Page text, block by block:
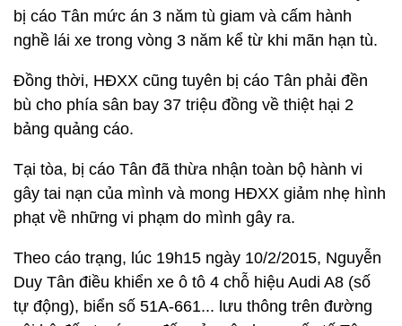
bị cáo Tân mức án 3 năm tù giam và cấm hành
nghề lái xe trong vòng 3 năm kể từ khi mãn hạn tù.
Đồng thời, HĐXX cũng tuyên bị cáo Tân phải đền
bù cho phía sân bay 37 triệu đồng về thiệt hại 2
bảng quảng cáo.
Tại tòa, bị cáo Tân đã thừa nhận toàn bộ hành vi
gây tai nạn của mình và mong HĐXX giảm nhẹ hình
phạt về những vi phạm do mình gây ra.
Theo cáo trạng, lúc 19h15 ngày 10/2/2015, Nguyễn
Duy Tân điều khiển xe ô tô 4 chỗ hiệu Audi A8 (số
tự động), biển số 51A-661... lưu thông trên đường